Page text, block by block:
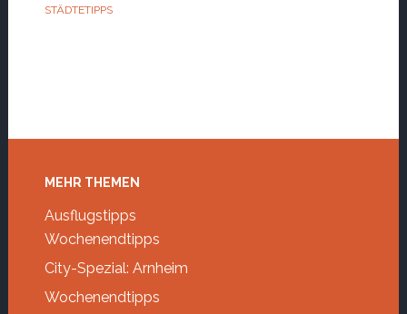
STÄDTETIPPS
Footer
MEHR THEMEN
Ausflugstipps
Wochenendtipps
City-Spezial: Arnheim
Wochenendtipps